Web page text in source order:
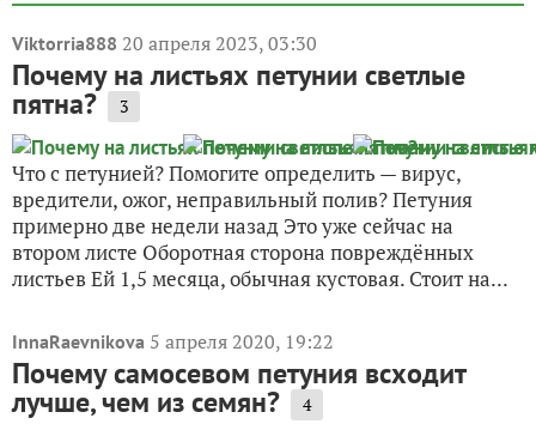
Viktorria888 20 апреля 2023, 03:30
Почему на листьях петунии светлые
пятна? 3
Что с петунией? Помогите определить — вирус,
вредители, ожог, неправильный полив? Петуния
примерно две недели назад Это уже сейчас на
втором листе Оборотная сторона повреждённых
листьев Ей 1,5 месяца, обычная кустовая. Стоит на...
InnaRaevnikova 5 апреля 2020, 19:22
Почему самосевом петуния всходит
лучше, чем из семян? 4